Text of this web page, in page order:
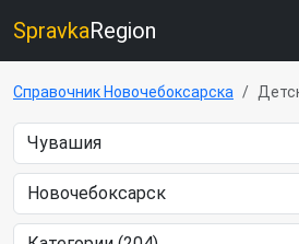
SpravkaRegion
Справочник Новочебоксарска